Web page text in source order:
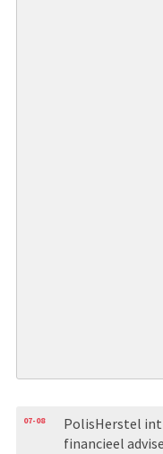
07-08
PolisHerstel
financieel